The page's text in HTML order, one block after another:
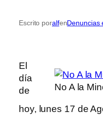
Escrito poralfenDenuncias
No A la
El
día
de
hoy, lunes 17 de